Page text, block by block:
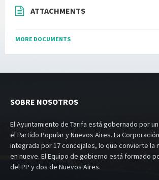
ATTACHMENTS
MORE DOCUMENTS
SOBRE NOSOTROS
El Ayuntamiento de Tarifa está gobernado por
el Partido Popular y Nuevos Aires. La
integrada por 17 concejales, lo que convierte la
en nueve. El Equipo de gobierno está formado
del PP y dos de Nuevos Aires.